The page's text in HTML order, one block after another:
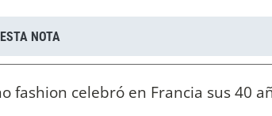
NOTA
fashion celebró en Francia sus 40